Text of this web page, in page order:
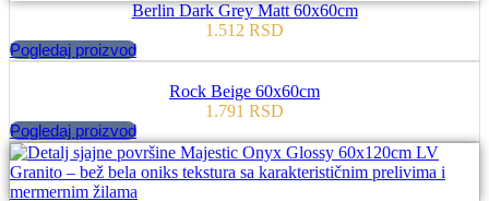
Berlin Dark Grey Matt 60x60cm
1.512 RSD
Pogledaj proizvod
Rock Beige 60x60cm
1.791 RSD
Pogledaj proizvod